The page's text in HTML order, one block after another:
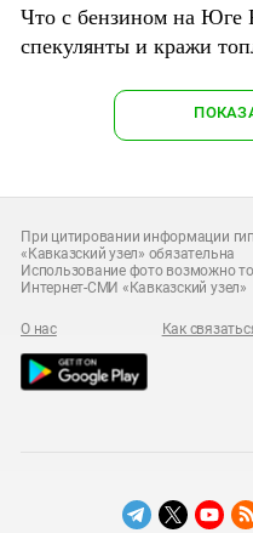
Что с бензином на Юге
спекулянты и кражи
При цитировании информации
«Кавказский узел» обязательна
Использование фото возможно
Интернет-СМИ «Кавказский узел»
О нас Как